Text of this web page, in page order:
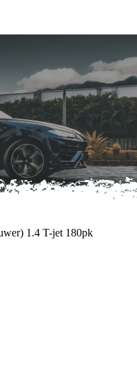
1.4 T-jet 180pk